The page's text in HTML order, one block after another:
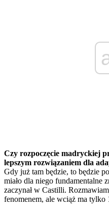
Czy rozpoczęcie madryckiej
lepszym rozwiązaniem dla
Gdy już tam będzie, to będzie
miało dla niego fundamentalne
zaczynał w Castilli.
fenomenem, ale wciąż ma